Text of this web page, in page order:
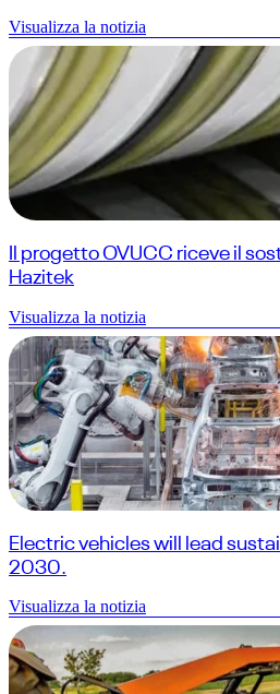
Visualizza la notizia
Il progetto OVUCC riceve il
Hazitek
Visualizza la notizia
Electric vehicles will lead
2030.
Visualizza la notizia